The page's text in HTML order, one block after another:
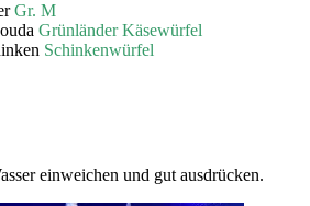
Gr. M
Grünländer Käsewürfel
Schinkenwürfel
einweichen und gut ausdrücken.